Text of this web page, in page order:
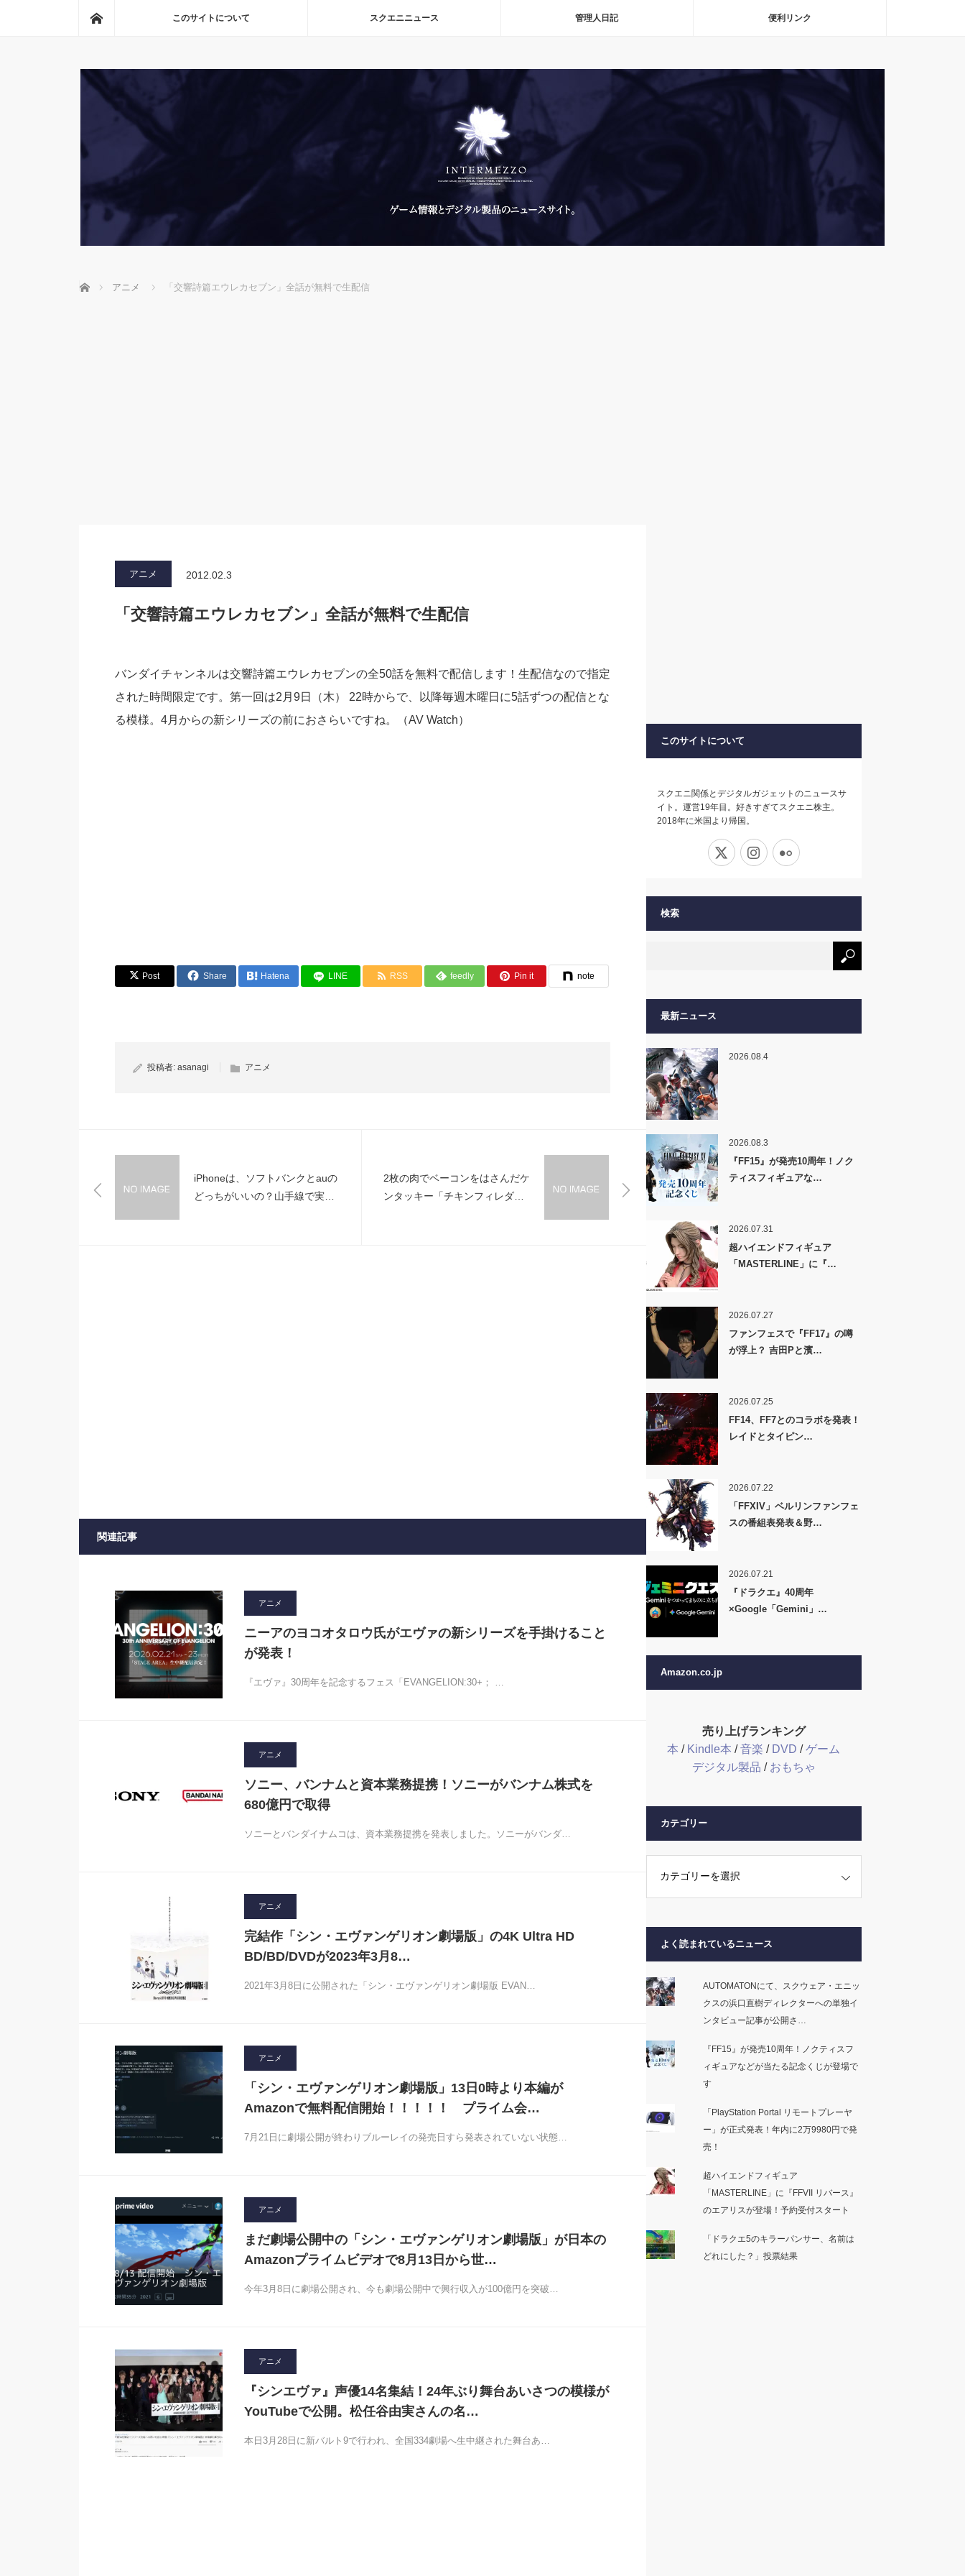
このサイトについて スクエニニュース 管理人日記 便利リンク
ホーム アニメ 「交響詩篇エウレカセブン」全話が無料で生配信
アニメ 2012.02.3
「交響詩篇エウレカセブン」全話が無料で生配信
バンダイチャンネルは交響詩篇エウレカセブンの全50話を無料で配信します！生配信なので指定
された時間限定です。第一回は2月9日（木） 22時からで、以降毎週木曜日に5話ずつの配信とな
る模様。4月からの新シリーズの前におさらいですね。（AV Watch）
Post Share Hatena LINE RSS feedly Pin it note
投稿者: asanagi アニメ
iPhoneは、ソフトバンクとauの
どっちがいいの？山手線で実際
2枚の肉でベーコンをはさんだケ
ンタッキー「チキンフィレダブ
関連記事
アニメ
ニーアのヨコオタロウ氏がエヴァの新シリーズを手掛けること
が発表！
『エヴァ』30周年を記念するフェス「EVANGELION:30+； …
アニメ
ソニー、バンナムと資本業務提携！ソニーがバンナム株式を
680億円で取得
ソニーとバンダイナムコは、資本業務提携を発表しました。ソニーがバンダ…
アニメ
完結作「シン・エヴァンゲリオン劇場版」の4K Ultra HD
BD/BD/DVDが2023年3月8…
2021年3月8日に公開された「シン・エヴァンゲリオン劇場版 EVAN…
アニメ
「シン・エヴァンゲリオン劇場版」13日0時より本編が
Amazonで無料配信開始！！！！！ プライム会…
7月21日に劇場公開が終わりブルーレイの発売日すら発表されていない状態…
アニメ
まだ劇場公開中の「シン・エヴァンゲリオン劇場版」が日本の
Amazonプライムビデオで8月13日から世…
今年3月8日に劇場公開され、今も劇場公開中で興行収入が100億円を突破…
アニメ
『シンエヴァ』声優14名集結！24年ぶり舞台あいさつの模様が
YouTubeで公開。松任谷由実さんの名…
本日3月28日に新バルト9で行われ、全国334劇場へ生中継された舞台あ…
このサイトについて
スクエニ関係とデジタルガジェットのニュースサ
イト。運営19年目。好きすぎてスクエニ株主。
2018年に米国より帰国。
Instagram
検索
最新ニュース
2026.08.4
2026.08.3
『FF15』が発売10周年！ノク
ティスフィギュアな…
2026.07.31
超ハイエンドフィギュア
「MASTERLINE」に『…
2026.07.27
ファンフェスで『FF17』の噂
が浮上？ 吉田Pと濱…
2026.07.25
FF14、FF7とのコラボを発表！
レイドとタイピン…
2026.07.22
「FFXIV」ベルリンファンフェ
スの番組表発表＆野…
2026.07.21
『ドラクエ』40周年
×Google「Gemini」…
Amazon.co.jp
売り上げランキング
本 / Kindle本 /音楽 / DVD /ゲーム
デジタル製品 / おもちゃ
カテゴリー
よく読まれているニュース
AUTOMATONにて、スクウェア・エニッ
クスの浜口直樹ディレクターへの単独イ
ンタビュー記事が公開さ…
『FF15』が発売10周年！ノクティスフ
ィギュアなどが当たる記念くじが登場で
す
「PlayStation Portal リモートプレーヤ
ー」が正式発表！年内に2万9980円で発
売！
超ハイエンドフィギュア
「MASTERLINE」に『FFVII リバース』
のエアリスが登場！予約受付スタート
「ドラクエ5のキラーパンサー、名前は
どれにした？」投票結果